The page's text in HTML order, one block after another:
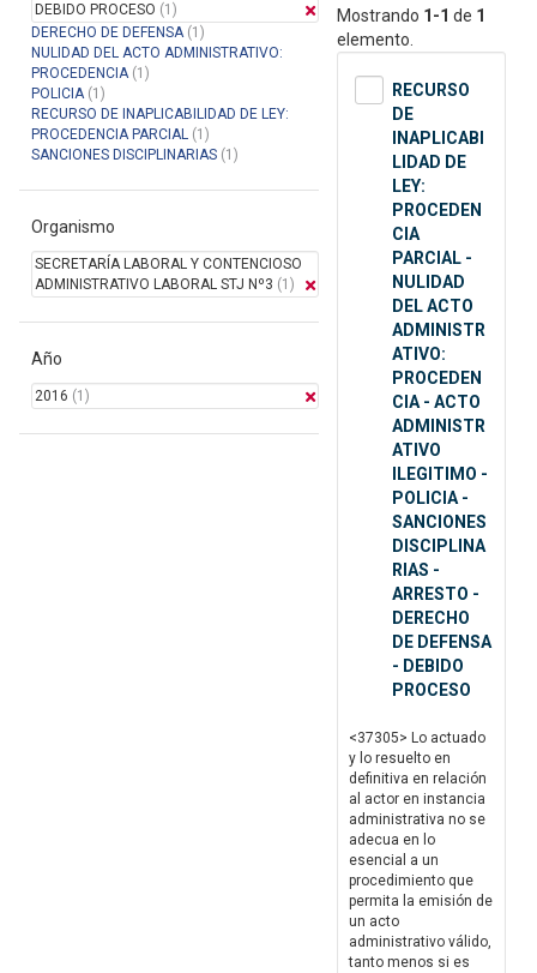
DEBIDO PROCESO (1)
DERECHO DE DEFENSA(1)
NULIDAD DEL ACTO ADMINISTRATIVO:
PROCEDENCIA(1)
POLICIA(1)
RECURSO DE INAPLICABILIDAD DE LEY:
PROCEDENCIA PARCIAL (1)
SANCIONES DISCIPLINARIAS (1)
Organismo
SECRETARÍA LABORAL Y CONTENCIOSO
ADMINISTRATIVO LABORAL STJ Nº3 (1)
Año
2016 (1)
Mostrando 1-1 de 1
elemento.
RECURSO
DE
INAPLICABI
LIDAD DE
LEY:
PROCEDEN
CIA
PARCIAL -
NULIDAD
DEL ACTO
ADMINISTR
ATIVO:
PROCEDEN
CIA - ACTO
ADMINISTR
ATIVO
ILEGITIMO -
POLICIA -
SANCIONES
DISCIPLINA
RIAS -
ARRESTO -
DERECHO
DE DEFENSA
- DEBIDO
PROCESO
<37305> Lo actuado
y lo resuelto en
definitiva en relación
al actor en instancia
administrativa no se
adecua en lo
esencial a un
procedimiento que
permita la emisión de
un acto
administrativo válido,
tanto menos si es